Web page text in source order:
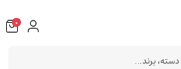
0
برند...